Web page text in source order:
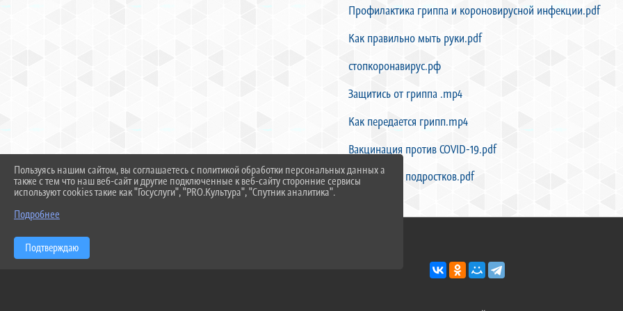
Профилактика гриппа и короновирусной инфекции.pdf
Как правильно мыть руки.pdf
стопкоронавирус.рф
Защитись от гриппа .mp4
Как передается грипп.mp4
Вакцинация против COVID-19.pdf
Вакцинация подростков.pdf
Пользуясь нашим сайтом, вы соглашаетесь с политикой обработки персональных данных а
также с тем что наш веб-сайт и другие подключенные к веб-сайту сторонние сервисы
используют cookies такие как "Госуслуги", "PRO.Культура", "Спутник аналитика".
Подробнее
Подтверждаю